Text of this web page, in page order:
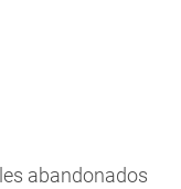
abandonados